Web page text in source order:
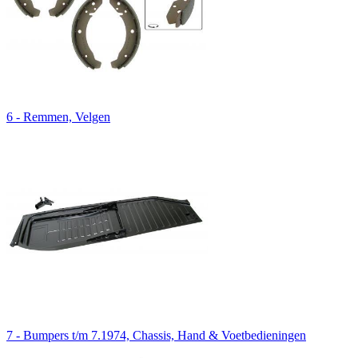
6 - Remmen, Velgen
7 - Bumpers t/m 7.1974, Chassis, Hand & Voetbedieningen